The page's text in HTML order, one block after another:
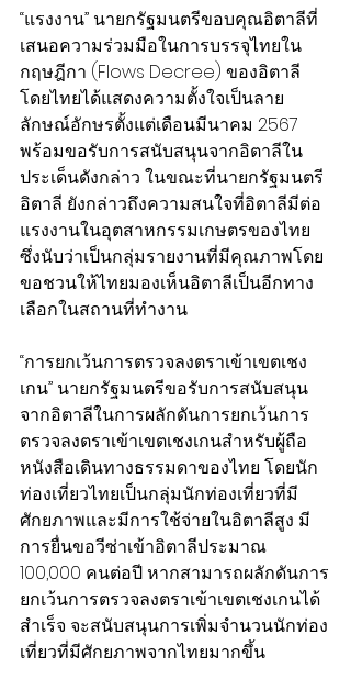
“แรงงาน” นายกรัฐมนตรีขอบคุณอิตาลีที่
เสนอความร่วมมือในการบรรจุไทยใน
กฤษฎีกา (Flows Decree) ของอิตาลี
โดยไทยได้แสดงความตั้งใจเป็นลาย
ลักษณ์อักษรตั้งแต่เดือนมีนาคม 2567
พร้อมขอรับการสนับสนุนจากอิตาลีใน
ประเด็นดังกล่าว ในขณะที่นายกรัฐมนตรี
อิตาลี ยังกล่าวถึงความสนใจที่อิตาลีมีต่อ
แรงงานในอุตสาหกรรมเกษตรของไทย
ซึ่งนับว่าเป็นกลุ่มรายงานที่มีคุณภาพโดย
ขอชวนให้ไทยมองเห็นอิตาลีเป็นอีกทาง
เลือกในสถานที่ทำงาน
“การยกเว้นการตรวจลงตราเข้าเขตเชง
เกน” นายกรัฐมนตรีขอรับการสนับสนุน
จากอิตาลีในการผลักดันการยกเว้นการ
ตรวจลงตราเข้าเขตเชงเกนสำหรับผู้ถือ
หนังสือเดินทางธรรมดาของไทย โดยนัก
ท่องเที่ยวไทยเป็นกลุ่มนักท่องเที่ยวที่มี
ศักยภาพและมีการใช้จ่ายในอิตาลีสูง มี
การยื่นขอวีซ่าเข้าอิตาลีประมาณ
100,000 คนต่อปี หากสามารถผลักดันการ
ยกเว้นการตรวจลงตราเข้าเขตเชงเกนได้
สำเร็จ จะสนับสนุนการเพิ่มจำนวนนักท่อง
เที่ยวที่มีศักยภาพจากไทยมากขึ้น